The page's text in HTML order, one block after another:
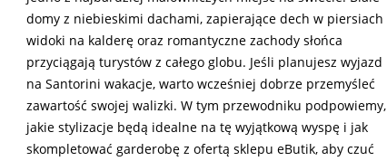
domy z niebieskimi dachami, zapierające dech w piersiach
widoki na kalderę oraz romantyczne zachody słońca
przyciągają turystów z całego globu. Jeśli planujesz wyjazd
na Santorini wakacje, warto wcześniej dobrze przemyśleć
zawartość swojej walizki. W tym przewodniku podpowiemy,
jakie stylizacje będą idealne na tę wyjątkową wyspę i jak
skompletować garderobę z ofertą sklepu eButik, aby czuć